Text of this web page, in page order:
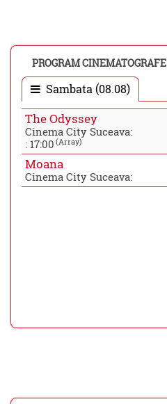
PROGRAM CINEMATOGRAFE
Sambata (08.08)
The Odyssey
Cinema City Suceava:
: 17:00 (Array)
Moana
Cinema City Suceava: